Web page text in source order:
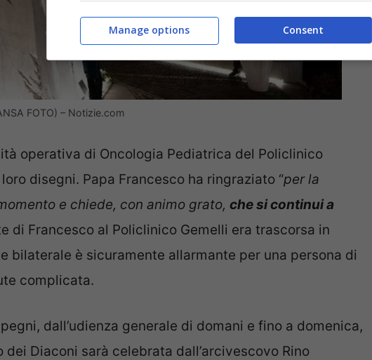
FOTO) – Notizie.com
operativa di Oncologia Pediatrica del Policlinico
disegni. Papa Francesco ha ringraziato “per la
e chiede, con animo grato, che si continui a
di Francesco al Policlinico Gemelli era trascorsa in
bilaterale è sicuramente allarmante per una persona di
complicata.
dall’udienza generale di domani e fino a domenica,
Diaconi sarà celebrata dall’arcivescovo Rino
Consent
Manage options